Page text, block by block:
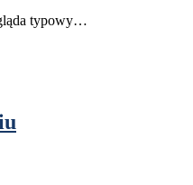
typowy…